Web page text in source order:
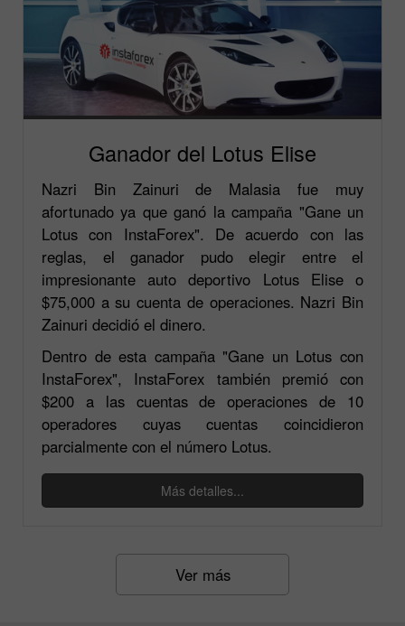
Ganador del Lotus Elise
Nazri Bin Zainuri de Malasia fue muy
afortunado ya que ganó la campaña "Gane un
Lotus con InstaForex". De acuerdo con las
reglas, el ganador pudo elegir entre el
impresionante auto deportivo Lotus Elise o
$75,000 a su cuenta de operaciones. Nazri Bin
Zainuri decidió el dinero.
Dentro de esta campaña "Gane un Lotus con
InstaForex", InstaForex también premió con
$200 a las cuentas de operaciones de 10
operadores cuyas cuentas coincidieron
parcialmente con el número Lotus.
Más detalles...
Ver más